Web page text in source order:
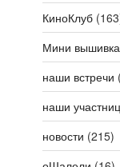
КиноКлуб
Мини вышивка
наши встречи
наши
новости (215)